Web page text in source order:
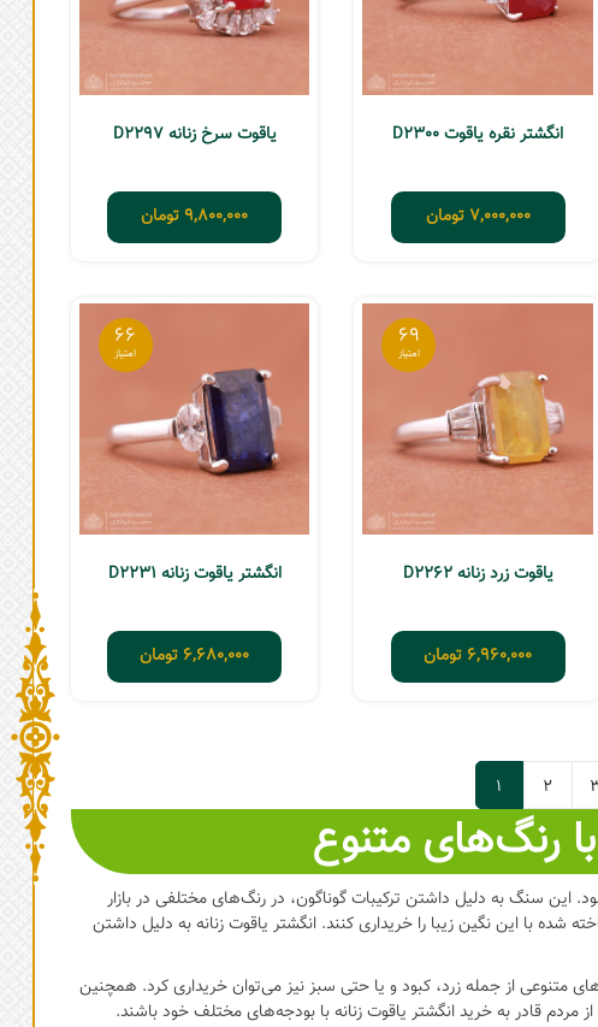
انگشتر نقره یاقوت D2300
7,000,000 تومان
یاقوت سرخ زنانه D2297
9,800,000 تومان
69
یاقوت زرد زنانه D2262
6,960,000 تومان
66
انگشتر یاقوت زنانه D2231
6,680,000 تومان
1 2
رنگ‌های متنوع
سنگ به دلیل داشتن‌ ترکیبات گوناگون، در رنگ‌های مختلفی در بازار
شده با این نگین زیبا را خریداری کنند. انگشتر یاقوت زنانه به دلیل داشتن
متنوعی از جمله زرد، کبود و یا حتی سبز نیز می‌توان خریداری کرد. همچنین
قادر به خرید انگشتر یاقوت زنانه با بودجه‌های مختلف خود باشند.